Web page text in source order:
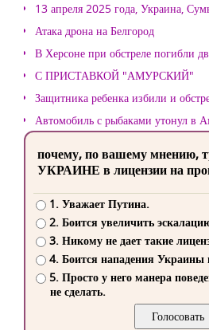
13 апреля 2025 года, Украина,
Атака дрона на Белгород
В Херсоне при обстреле погибли
С ПРИСТАВКОЙ "АМУРСКИЙ"
Защитника ребенка избили и
Автомобиль с рыбаками утонул в
почему, по вашему мнению,
УКРАИНЕ в лицензии на
1. Уважает Путина.
2. Боится увеличить
3. Никому не дает такие
4. Боится нападения
5. Просто у него манера
не сделать.